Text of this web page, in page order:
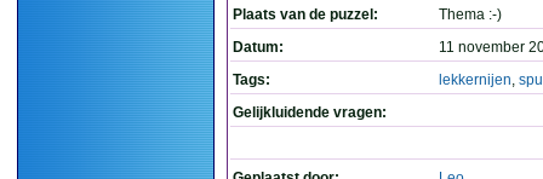
Plaats van de puzzel:
Thema :-)
Datum:
11 november
Tags:
lekkernijen,
Gelijkluidende vragen: